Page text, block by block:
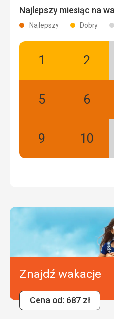
Najlepszy miesiąc na
Najlepszy Dobry
Styczeń:
Luty:
Maj:
Czerwiec:
Wrzesień:
Znajdź wakacje
Cena od: 687 zł